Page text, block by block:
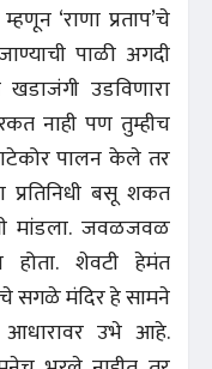
‘राणा प्रताप’चे
पाळी अगदी
उडविणारा
नाही पण तुम्हीच
पालन केले तर
प्रतिनिधी बसू शकत
मांडला. जवळजवळ
होता. शेवटी हेमंत
सगळे मंदिर हे सामने
आधारावर उभे आहे.